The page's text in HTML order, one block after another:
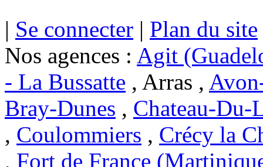
| Se connecter | Plan du site
Nos agences : Agit
- La Bussatte , Arras ,
Bray-Dunes , Chateau-Du-
, Coulommiers , Crécy la
, Fort de France